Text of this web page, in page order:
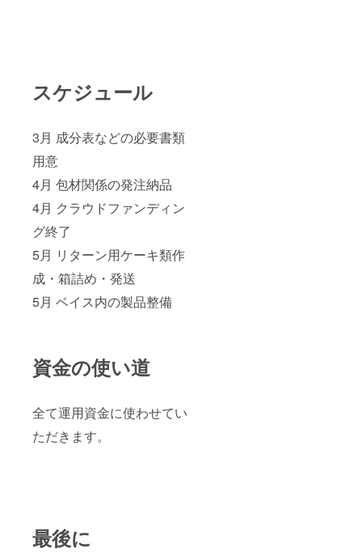
スケジュール
3月 成分表などの必要書類
用意
4月 包材関係の発注納品
4月 クラウドファンディン
グ終了
5月 リターン用ケーキ類作
成・箱詰め・発送
5月 ベイス内の製品整備
資金の使い道
全て運用資金に使わせてい
ただきます。
最後に